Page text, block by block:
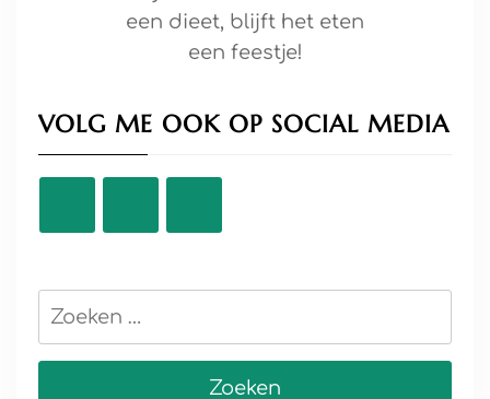
een dieet, blijft het eten
een feestje!
VOLG ME OOK OP SOCIAL MEDIA
Zoeken